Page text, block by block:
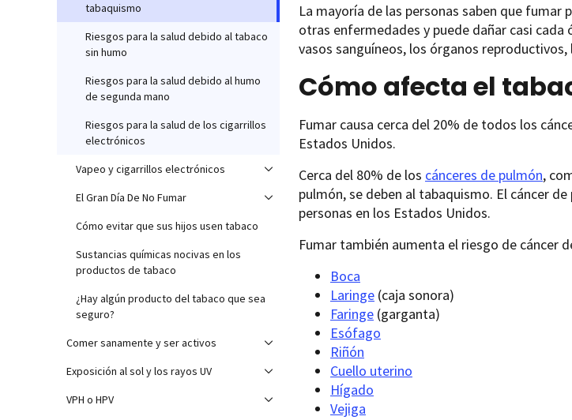
tabaquismo
Riesgos para la salud debido al tabaco
sin humo
Riesgos para la salud debido al humo
de segunda mano
Riesgos para la salud de los cigarrillos
electrónicos
Vapeo y cigarrillos electrónicos
El Gran Día De No Fumar
Cómo evitar que sus hijos usen tabaco
Sustancias químicas nocivas en los
productos de tabaco
¿Hay algún producto del tabaco que sea
seguro?
Comer sanamente y ser activos
Exposición al sol y los rayos UV
VPH o HPV
La mayoría de las personas saben que fumar
otras enfermedades y puede dañar casi
vasos sanguíneos, los órganos reproductivos,
Cómo afecta el
Fumar causa cerca del 20% de todos los
Estados Unidos.
Cerca del 80% de los cánceres de pulmón,
pulmón, se deben al tabaquismo. El cáncer
personas en los Estados Unidos.
Fumar también aumenta el riesgo de cáncer
Boca
Laringe (caja sonora)
Faringe (garganta)
Esófago
Riñón
Cuello uterino
Hígado
Vejiga